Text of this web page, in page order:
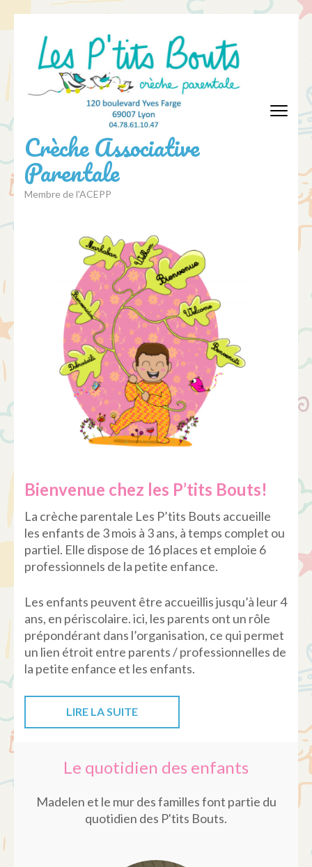
contenu
(Pressez
Entrée)
Crèche Associative
Parentale
Membre de l'ACEPP
Bienvenue chez les P’tits Bouts!
La crèche parentale Les P’tits Bouts accueille
les enfants de 3 mois à 3 ans, à temps complet ou
partiel. Elle dispose de 16 places et emploie 6
professionnels de la petite enfance.
Les enfants peuvent être accueillis jusqu’à leur 4
ans, en périscolaire. ici, les parents ont un rôle
prépondérant dans l’organisation, ce qui permet
un lien étroit entre parents / professionnelles de
la petite enfance et les enfants.
LIRE LA SUITE
Le quotidien des enfants
Madelen et le mur des familles font partie du
quotidien des P'tits Bouts.